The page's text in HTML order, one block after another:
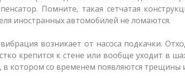
Помните, такая сетчатая
иностранных автомобилей не ломаются.
возникает от насоса подкачки.
крепится к стене или вообще уходит в
котором со временем появляются трещины